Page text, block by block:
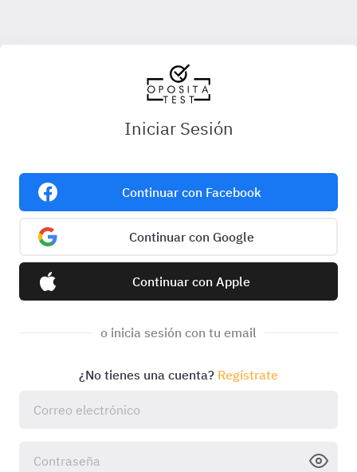
Iniciar Sesión
Continuar con Facebook
Continuar con Google
Continuar con Apple
o inicia sesión con tu email
¿No tienes una cuenta? Regístrate